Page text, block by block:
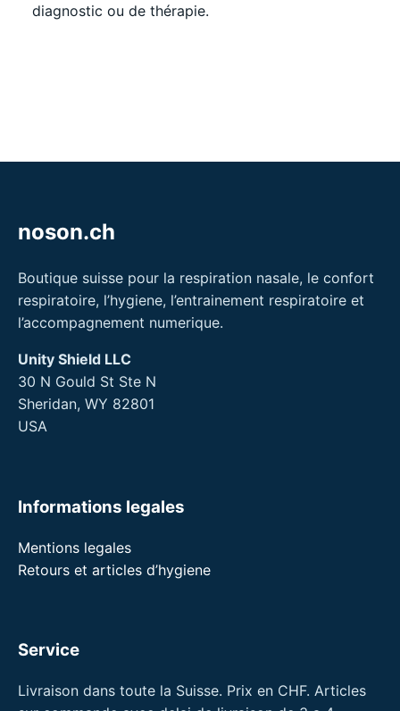
diagnostic ou de thérapie.
noson.ch
Boutique suisse pour la respiration nasale, le confort
respiratoire, l’hygiene, l’entrainement respiratoire et
l’accompagnement numerique.
Unity Shield LLC
30 N Gould St Ste N
Sheridan, WY 82801
USA
Informations legales
Mentions legales
Retours et articles d’hygiene
Service
Livraison dans toute la Suisse. Prix en CHF. Articles